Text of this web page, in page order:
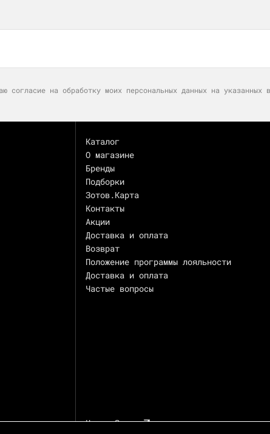
согласие на обработку моих персональных данных на указанных
Каталог
О магазине
Бренды
Подборки
Зотов.Карта
Контакты
Акции
Доставка и оплата
Возврат
Положение программы лояльности
Доставка и оплата
Частые вопросы
Центр Зотов